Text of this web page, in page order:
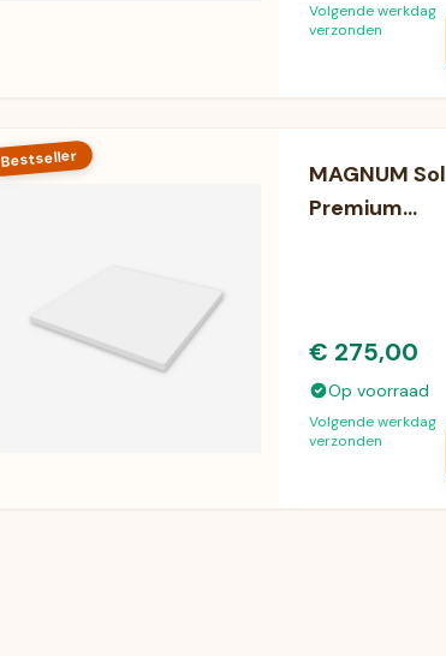
Volgende werkdag
verzonden
Bestseller
MAGNUM Sol
Premium
€ 275,00
Op voorraad
Volgende werkdag
verzonden